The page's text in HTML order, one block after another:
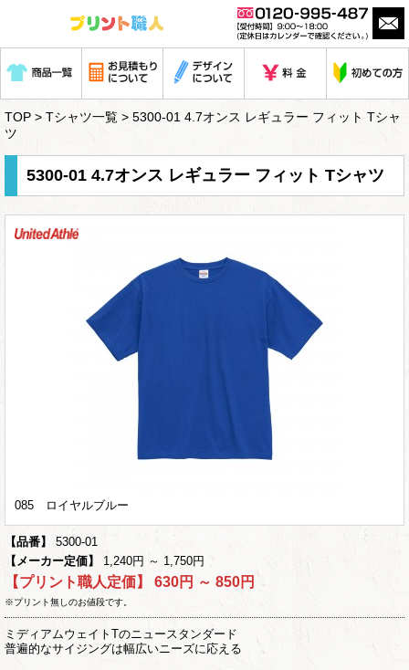
TOP > Tシャツ一覧 > 5300-01 4.7オンス レギュラー フィット Tシャ
ツ
5300-01 4.7オンス レギュラー フィット Tシャツ
085 ロイヤルブルー
【品番】
5300-01
【メーカー定価】
1,240円 ～ 1,750円
【プリント職人定価】 630円 ～ 850円
※プリント無しのお値段です。
ミディアムウェイトTのニュースタンダード
普遍的なサイジングは幅広いニーズに応える